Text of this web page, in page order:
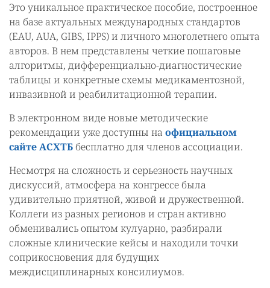
Это уникальное практическое пособие, построенное
на базе актуальных международных стандартов
(EAU, AUA, GIBS, IPPS) и личного многолетнего опыта
авторов. В нем представлены четкие пошаговые
алгоритмы, дифференциально-диагностические
таблицы и конкретные схемы медикаментозной,
инвазивной и реабилитационной терапии.
В электронном виде новые методические
рекомендации уже доступны на официальном
сайте АСХТБ бесплатно для членов ассоциации.
Несмотря на сложность и серьезность научных
дискуссий, атмосфера на конгрессе была
удивительно приятной, живой и дружественной.
Коллеги из разных регионов и стран активно
обменивались опытом кулуарно, разбирали
сложные клинические кейсы и находили точки
соприкосновения для будущих
междисциплинарных консилиумов.